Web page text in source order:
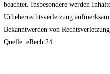
beachtet. Insbesondere werden
Urheberrechtsverletzung
Bekanntwerden von
Quelle: eRecht24